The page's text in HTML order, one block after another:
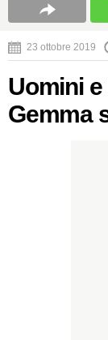
23 ottobre 2019
Uomini
Gemma